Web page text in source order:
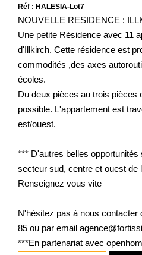
Réf : HALESIA-Lot7
NOUVELLE RESIDENCE :
Une petite Résidence avec 11
d'Illkirch. Cette résidence est
commodités ,des axes
écoles.
Du deux pièces au trois pièces
possible. L'appartement est
est/ouest.
*** D'autres belles opportunités
secteur sud, centre et ouest de
Renseignez vous vite
N'hésitez pas à nous contacter
85 ou par email
***En partenariat avec